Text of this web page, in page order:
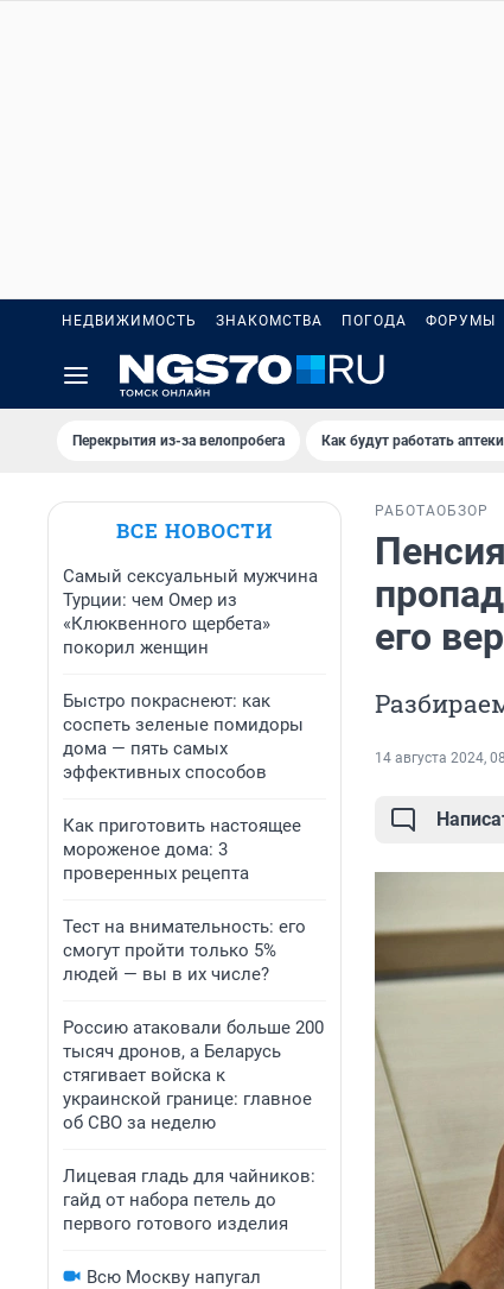
НЕДВИЖИМОСТЬ ЗНАКОМСТВА ПОГОДА ФОРУМЫ
Перекрытия из-за велопробега Как будут работать
ВСЕ НОВОСТИ
Самый сексуальный мужчина
Турции: чем Омер из
«Клюквенного щербета»
покорил женщин
Быстро покраснеют: как
соспеть зеленые помидоры
дома — пять самых
эффективных способов
Как приготовить настоящее
мороженое дома: 3
проверенных рецепта
Тест на внимательность: его
смогут пройти только 5%
людей — вы в их числе?
Россию атаковали больше 200
тысяч дронов, а Беларусь
стягивает войска к
украинской границе: главное
об СВО за неделю
Лицевая гладь для чайников:
гайд от набора петель до
первого готового изделия
Всю Москву напугал
РАБОТАОБЗОР
его
14 августа 2024,